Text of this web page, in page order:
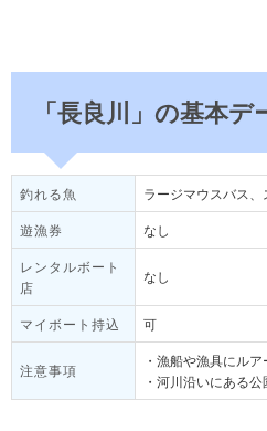
「長良川」の基本デ
釣れる魚 ラージマウスバス
遊漁券 なし
レンタルボート
店
なし
マイボート持込 可
注意事項
・漁船や漁具にル
・河川沿いにある